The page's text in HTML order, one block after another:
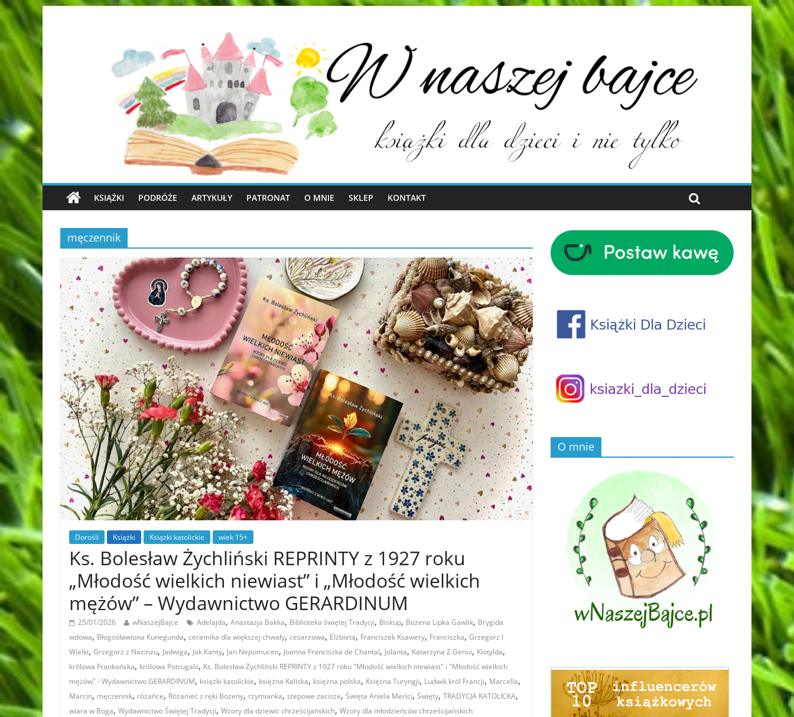
KSIĄŻKI PODRÓŻE ARTYKUŁY PATRONAT O MNIE SKLEP KONTAKT
męczennik
Dorośli Książki Książki katolickie wiek 15+
Ks. Bolesław Żychliński REPRINTY z 1927 roku
„Młodość wielkich niewiast” i „Młodość wielkich
mężów” – Wydawnictwo GERARDINUM
25/01/2026 wNaszejBajce Adelajda, Anastazja Bakka, Biblioteka świętej Tradycji, Biskup, Bożena Lipka Gawlik, Brygida
wdowa, Błogosławiona Kunegunda, ceramika dla większej chwały, cesarzowa, Elżbieta, Franciszek Ksawery, Franciszka, Grzegorz I
Wielki, Grzegorz z Nazinzu, Jadwiga, Jak Kanty, Jan Nepomucen, Joanna Franciszka de Chantal, Jolanta, Katarzyna Z Genui, Klotylda,
królowa Frankońska, królowa Potrugalii, Ks. Bolesław Żychliński REPRINTY z 1927 roku "Młodość wielkich niewiast" i "Młodość wielkich
mężów" - Wydawnictwo GERARDINUM, książki katolickie, księżna Kaliska, księżna polska, Księżna Turyngji, Ludwik król Francji, Marcella,
Marcin, męczennik, różańce, Różaniec z ręki Bożeny, rzymianka, stepowe zacisze, Święta Aniela Merici, Święty, TRADYCJA KATOLICKA,
wiara w Boga, Wydawnictwo Świętej Tradycji, Wzory dla dziewic chrześcijańskich, Wzory dla młodzieńców chrześcijańskich
O mnie